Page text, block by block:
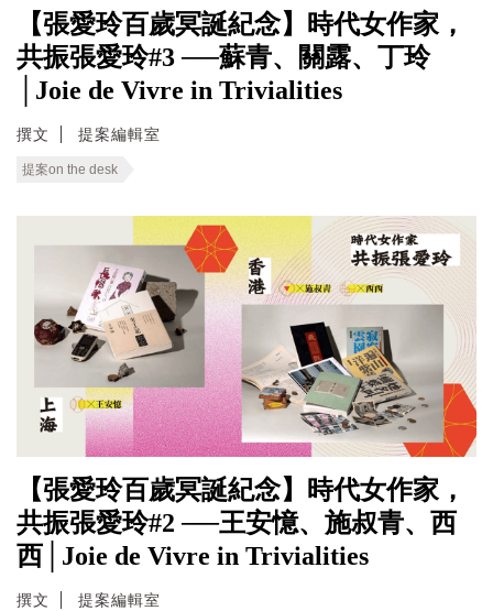
【張愛玲百歲冥誕紀念】時代女作家，
共振張愛玲#3 ──蘇青、關露、丁玲
│Joie de Vivre in Trivialities
撰文 提案編輯室
提案on the desk
【張愛玲百歲冥誕紀念】時代女作家，
共振張愛玲#2 ──王安憶、施叔青、西
西│Joie de Vivre in Trivialities
撰文 提案編輯室